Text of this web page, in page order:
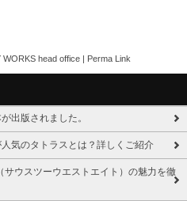
WORKS head office | Perma Link
出版されました。
気のタトラスとは？詳しくご紹介
ウスツーウエストエイト）の魅力を徹